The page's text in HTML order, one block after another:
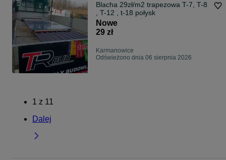
Blacha 29zł/m2 trapezowa T-7, T-8
, T-12 , t-18 połysk
Nowe
29 zł
Karmanowice
Odświeżono dnia 06 sierpnia 2026
1 z 11
Dalej